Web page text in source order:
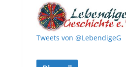
Tweets von @LebendigeG